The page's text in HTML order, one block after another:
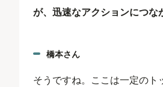
が、迅速なアクションにつな
橋本さん
そうですね。ここは一定のト